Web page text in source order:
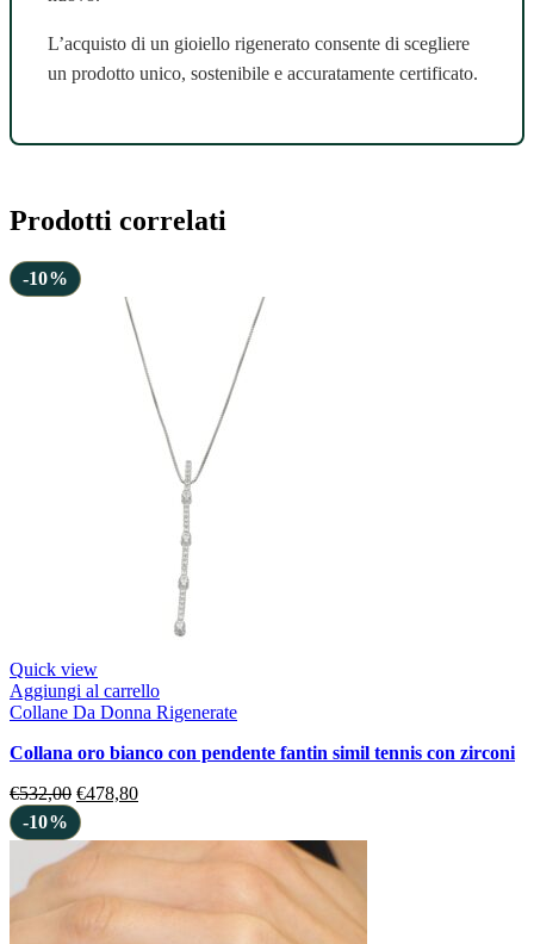
L’acquisto di un gioiello rigenerato consente di scegliere
un prodotto unico, sostenibile e accuratamente certificato.
Prodotti correlati
-10%
Quick view
Aggiungi al carrello
Collane Da Donna Rigenerate
collana oro bianco con pendente fantin simil tennis con zirconi
€532,00 €478,80
-10%